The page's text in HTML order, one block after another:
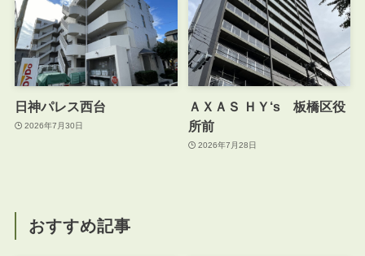
日神パレス西台
2026年7月30日
ＡＸＡＳ ＨＹ‘s 板橋区役
所前
2026年7月28日
おすすめ記事